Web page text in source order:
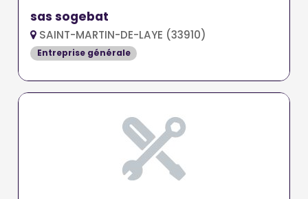
sas sogebat
SAINT-MARTIN-DE-LAYE (33910)
Entreprise générale